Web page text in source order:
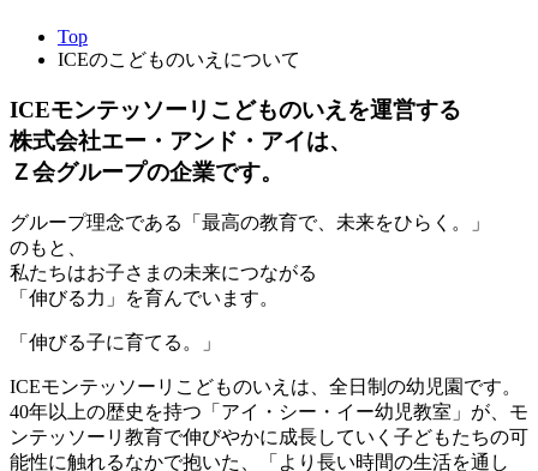
Top
ICEのこどものいえについて
ICEモンテッソーリこどものいえを運営する
株式会社エー・アンド・アイは、
Ｚ会グループの企業です。
グループ理念である「最高の教育で、未来をひらく。」
のもと、
私たちはお子さまの未来につながる
「伸びる力」を育んでいます。
「伸びる子に育てる。」
ICEモンテッソーリこどものいえは、全日制の幼児園です。
40年以上の歴史を持つ「アイ・シー・イー幼児教室」が、モ
ンテッソーリ教育で伸びやかに成長していく子どもたちの可
能性に触れるなかで抱いた、「より長い時間の生活を通し